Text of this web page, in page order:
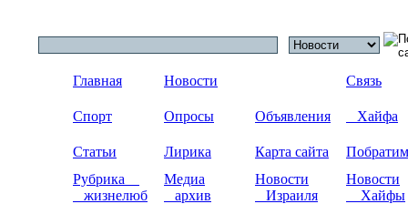
Главная Новости Связь
Спорт Опросы Объявления Хайфа
Статьи Лирика Карта сайта
Рубрика
жизнелюб
Медиа
архив
Новости
Израиля
Новости
Хайфы